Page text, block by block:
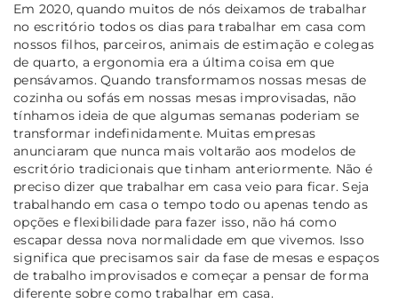
Em 2020, quando muitos de nós deixamos de trabalhar
no escritório todos os dias para trabalhar em casa com
nossos filhos, parceiros, animais de estimação e colegas
de quarto, a ergonomia era a última coisa em que
pensávamos. Quando transformamos nossas mesas de
cozinha ou sofás em nossas mesas improvisadas, não
tínhamos ideia de que algumas semanas poderiam se
transformar indefinidamente. Muitas empresas
anunciaram que nunca mais voltarão aos modelos de
escritório tradicionais que tinham anteriormente. Não é
preciso dizer que trabalhar em casa veio para ficar. Seja
trabalhando em casa o tempo todo ou apenas tendo as
opções e flexibilidade para fazer isso, não há como
escapar dessa nova normalidade em que vivemos. Isso
significa que precisamos sair da fase de mesas e espaços
de trabalho improvisados e começar a pensar de forma
diferente sobre como trabalhar em casa.